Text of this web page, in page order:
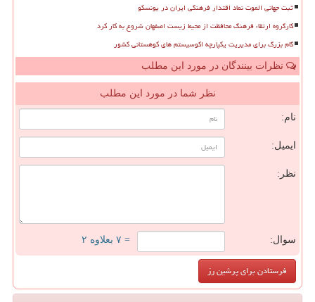
ثبت جهانی الموت نماد اقتدار فرهنگی ایران در یونسکو
کارگروه ارتقاء فرهنگ محافظت از محیط زیست اصفهان شروع به کار کرد
گام بزرگ برای مدیریت یکپارچه اکوسیستم های کوهستانی کشور
نظرات بینندگان در مورد این مطلب
نظر شما در مورد این مطلب
نام:
ایمیل:
نظر:
سوال: = ۷ بعلاوه ۲